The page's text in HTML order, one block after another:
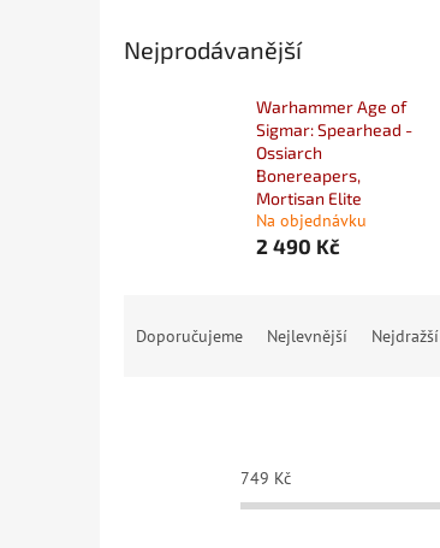
Nejprodávanější
Warhammer Age of
Sigmar: Spearhead -
Ossiarch
Bonereapers,
Mortisan Elite
Na objednávku
2 490 Kč
Doporučujeme Nejlevnější Nejdražší
749 Kč